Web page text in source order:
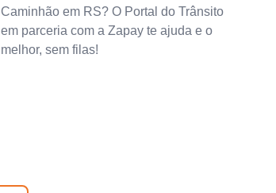
Caminhão em RS? O Portal do Trânsito
em parceria com a Zapay te ajuda e o
melhor, sem filas!